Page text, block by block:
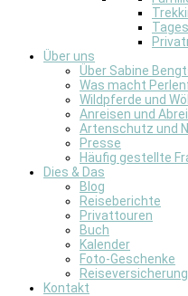
Über uns
Über Sabine
Was macht
Wildpferde und
Anreisen und
Artenschutz und
Presse
Häufig gestellte
Dies & Das
Blog
Reiseberichte
Privattouren
Buch
Kalender
Foto-Geschenke
Kontakt